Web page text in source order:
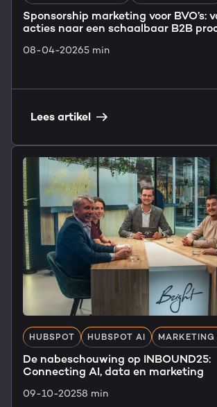
Sponsorship marketing voor BVO’s:
acties naar een schaalbaar B2B
08-04-20265 min
Lees artikel
HUBSPOT HUBSPOT AI
De nabeschouwing op INBOUND25:
Connecting AI, data en marketing
09-10-20258 min